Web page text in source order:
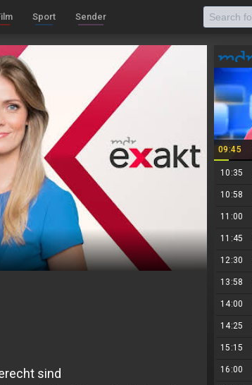
Sport Sender
sind
09:45
10:35
10:58
11:00
11:45
12:30
13:58
14:00
14:25
15:15
16:00